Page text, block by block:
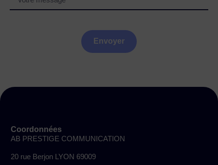
Envoyer
Coordonnées
AB PRESTIGE COMMUNICATION
20 rue Berjon LYON 69009